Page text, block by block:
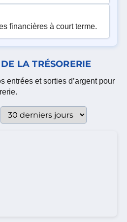
financières à court terme.
LA TRÉSORERIE
entrées et sorties d’argent pour